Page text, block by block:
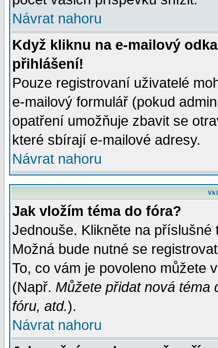
Návrat nahoru
Když kliknu na e-mailový
přihlášení!
Pouze registrovaní uživatelé
e-mailový formulář (pokud
opatření umožňuje zbavit se
které sbírají e-mailové adresy.
Návrat nahoru
Jak vložím téma do fóra?
Jednouše. Klikněte na
Možná bude nutné se
To, co vám je povoleno můžete
(Např. Můžete přidat nová téma
fóru, atd.).
Návrat nahoru